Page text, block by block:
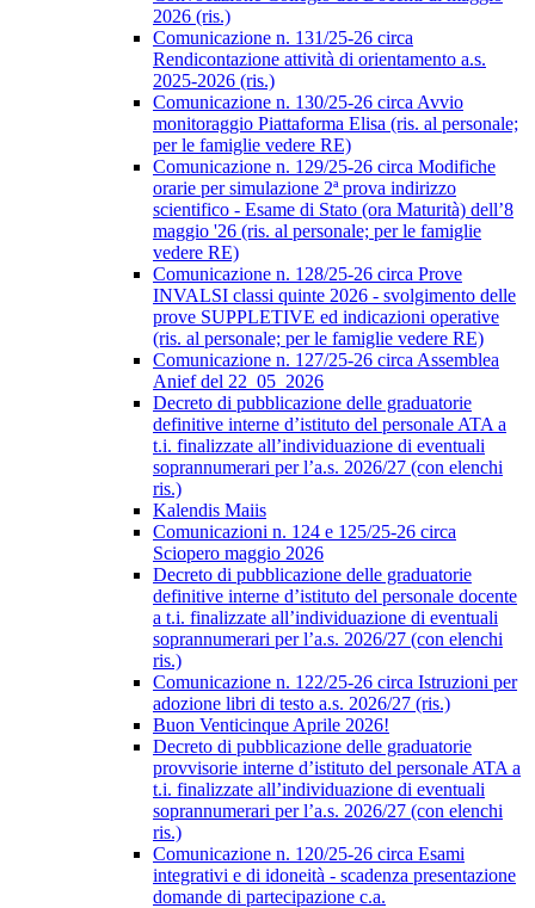
2026 (ris.)
Comunicazione n. 131/25-26 circa
Rendicontazione attività di orientamento a.s.
2025-2026 (ris.)
Comunicazione n. 130/25-26 circa Avvio
monitoraggio Piattaforma Elisa (ris. al personale;
per le famiglie vedere RE)
Comunicazione n. 129/25-26 circa Modifiche
orarie per simulazione 2ª prova indirizzo
scientifico - Esame di Stato (ora Maturità) dell’8
maggio '26 (ris. al personale; per le famiglie
vedere RE)
Comunicazione n. 128/25-26 circa Prove
INVALSI classi quinte 2026 - svolgimento delle
prove SUPPLETIVE ed indicazioni operative
(ris. al personale; per le famiglie vedere RE)
Comunicazione n. 127/25-26 circa Assemblea
Anief del 22_05_2026
Decreto di pubblicazione delle graduatorie
definitive interne d’istituto del personale ATA a
t.i. finalizzate all’individuazione di eventuali
soprannumerari per l’a.s. 2026/27 (con elenchi
ris.)
Kalendis Maiis
Comunicazioni n. 124 e 125/25-26 circa
Sciopero maggio 2026
Decreto di pubblicazione delle graduatorie
definitive interne d’istituto del personale docente
a t.i. finalizzate all’individuazione di eventuali
soprannumerari per l’a.s. 2026/27 (con elenchi
ris.)
Comunicazione n. 122/25-26 circa Istruzioni per
adozione libri di testo a.s. 2026/27 (ris.)
Buon Venticinque Aprile 2026!
Decreto di pubblicazione delle graduatorie
provvisorie interne d’istituto del personale ATA a
t.i. finalizzate all’individuazione di eventuali
soprannumerari per l’a.s. 2026/27 (con elenchi
ris.)
Comunicazione n. 120/25-26 circa Esami
integrativi e di idoneità - scadenza presentazione
domande di partecipazione c.a.